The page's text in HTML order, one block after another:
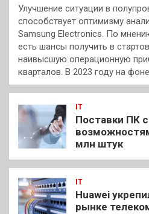
Улучшение ситуации в
способствует оптимизму
Samsung Electronics. По
есть шансы получить в
наивысшую операционную
кварталов. В 2023 году на
IT
Поставки ПК
млн штук
IT
Huawei
рынке